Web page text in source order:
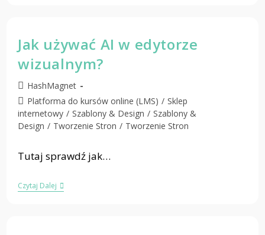
Jak używać AI w edytorze
wizualnym?
HashMagnet
Platforma do kursów online (LMS) / Sklep
internetowy / Szablony & Design / Szablony &
Design / Tworzenie Stron / Tworzenie Stron
Tutaj sprawdź jak…
Czytaj Dalej